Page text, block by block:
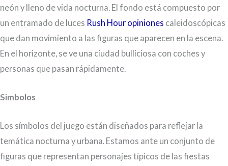
neón y lleno de vida nocturna. El fondo está compuesto por
un entramado de luces Rush Hour opiniones caleidoscópicas
que dan movimiento a las figuras que aparecen en la escena.
En el horizonte, se ve una ciudad bulliciosa con coches y
personas que pasan rápidamente.
Simbolos
Los símbolos del juego están diseñados para reflejar la
temática nocturna y urbana. Estamos ante un conjunto de
figuras que representan personajes típicos de las fiestas